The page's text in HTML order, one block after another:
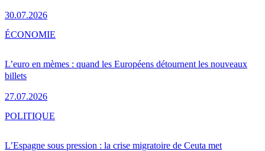
30.07.2026
L’euro en mèmes : quand les Européens détournent les nouveaux
billets
27.07.2026
ÉCONOMIE
L’Espagne sous pression : la crise migratoire de Ceuta met
POLITIQUE